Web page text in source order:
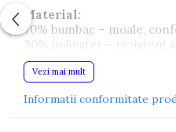
Material:
70% bumbac – moale,
30% poliester – rezistent
Instructiuni de
Se spala la 30 grade
calitatea materialului
Vezi mai mult
Informatii conformitate